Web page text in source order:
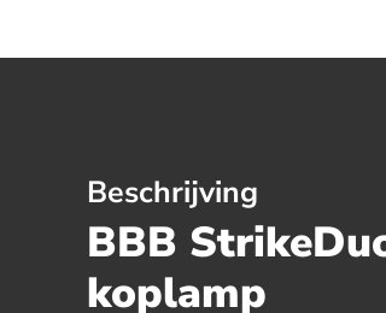
Beschrijving
BBB
koplamp